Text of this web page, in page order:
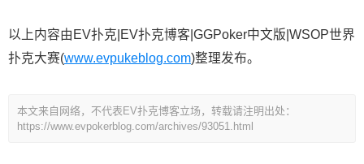
以上内容由EV扑克|EV扑克博客|GGPoker中文版|WSOP世界
扑克大赛(www.evpukeblog.com)整理发布。
本文来自网络，不代表EV扑克博客立场，转载请注明出处：
https://www.evpokerblog.com/archives/93051.html